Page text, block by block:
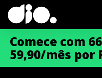
Comece com
59,90/mês por